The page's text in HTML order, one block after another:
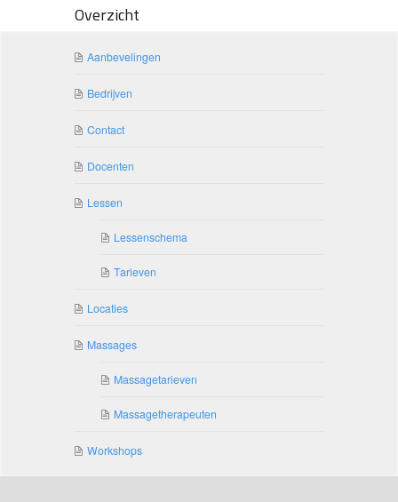
Overzicht
Aanbevelingen
Bedrijven
Contact
Docenten
Lessen
Lessenschema
Tarieven
Locaties
Massages
Massagetarieven
Massagetherapeuten
Workshops